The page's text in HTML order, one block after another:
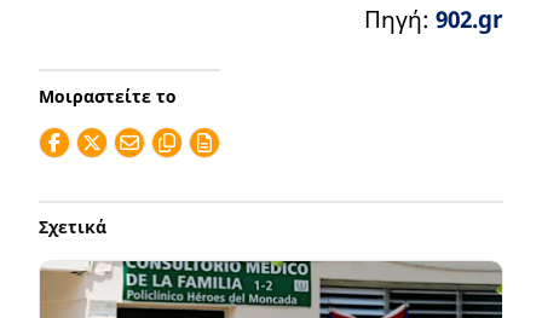
Πηγή: 902.gr
Μοιραστείτε το
Σχετικά